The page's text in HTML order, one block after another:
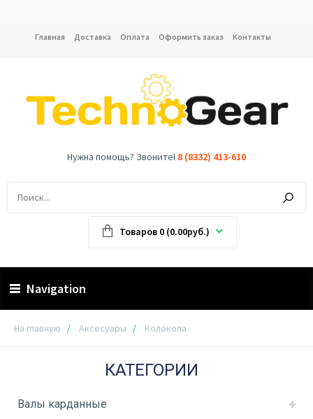
Главная Доставка Оплата Оформить заказ Контакты
Нужна помощь? Звонитеl 8 (8332) 413-610
Товаров 0 (0.00руб.)
Navigation
На главную Аксесуары Колокола
КАТЕГОРИИ
Валы карданные